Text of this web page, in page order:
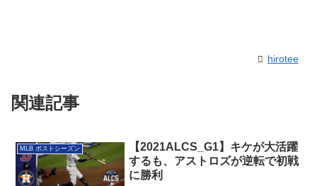
hirotee
関連記事
MLB ポストシーズン
【2021ALCS_G1】キケが大活躍
するも、アストロズが逆転で初戦
に勝利